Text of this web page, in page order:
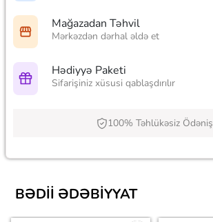
Mağazadan Təhvil
Mərkəzdən dərhal əldə et
Hədiyyə Paketi
Sifarişiniz xüsusi qablaşdırılır
100% Təhlükəsiz Ödəniş
BƏDII ƏDƏBIYYAT